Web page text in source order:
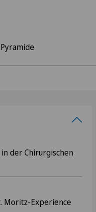
der Chirurgischen
Moritz-Experience